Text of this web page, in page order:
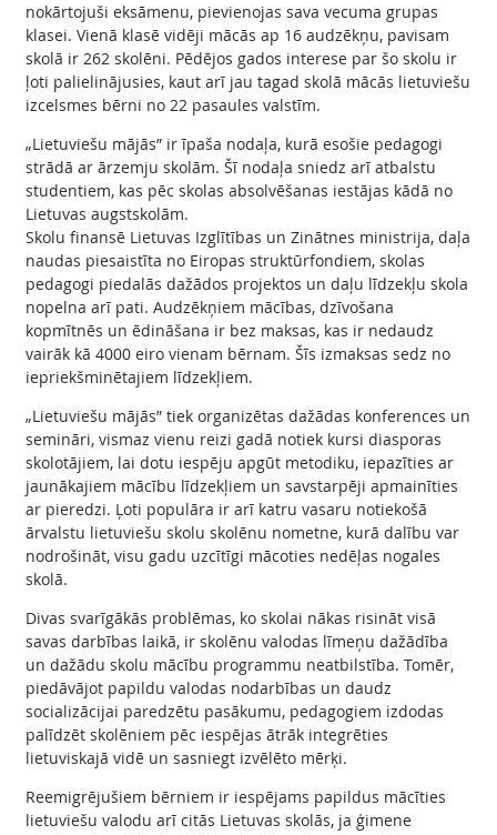
nokārtojuši eksāmenu, pievienojas sava vecuma grupas
klasei. Vienā klasē vidēji mācās ap 16 audzēkņu, pavisam
skolā ir 262 skolēni. Pēdējos gados interese par šo skolu ir
ļoti palielinājusies, kaut arī jau tagad skolā mācās lietuviešu
izcelsmes bērni no 22 pasaules valstīm.
„Lietuviešu mājās” ir īpaša nodaļa, kurā esošie pedagogi
strādā ar ārzemju skolām. Šī nodaļa sniedz arī atbalstu
studentiem, kas pēc skolas absolvēšanas iestājas kādā no
Lietuvas augstskolām.
Skolu finansē Lietuvas Izglītības un Zinātnes ministrija, daļa
naudas piesaistīta no Eiropas struktūrfondiem, skolas
pedagogi piedalās dažādos projektos un daļu līdzekļu skola
nopelna arī pati. Audzēkņiem mācības, dzīvošana
kopmītnēs un ēdināšana ir bez maksas, kas ir nedaudz
vairāk kā 4000 eiro vienam bērnam. Šīs izmaksas sedz no
iepriekšminētajiem līdzekļiem.
„Lietuviešu mājās” tiek organizētas dažādas konferences un
semināri, vismaz vienu reizi gadā notiek kursi diasporas
skolotājiem, lai dotu iespēju apgūt metodiku, iepazīties ar
jaunākajiem mācību līdzekļiem un savstarpēji apmainīties
ar pieredzi. Ļoti populāra ir arī katru vasaru notiekošā
ārvalstu lietuviešu skolu skolēnu nometne, kurā dalību var
nodrošināt, visu gadu uzcītīgi mācoties nedēļas nogales
skolā.
Divas svarīgākās problēmas, ko skolai nākas risināt visā
savas darbības laikā, ir skolēnu valodas līmeņu dažādība
un dažādu skolu mācību programmu neatbilstība. Tomēr,
piedāvājot papildu valodas nodarbības un daudz
socializācijai paredzētu pasākumu, pedagogiem izdodas
palīdzēt skolēniem pēc iespējas ātrāk integrēties
lietuviskajā vidē un sasniegt izvēlēto mērķi.
Reemigrējušiem bērniem ir iespējams papildus mācīties
lietuviešu valodu arī citās Lietuvas skolās, ja ģimene